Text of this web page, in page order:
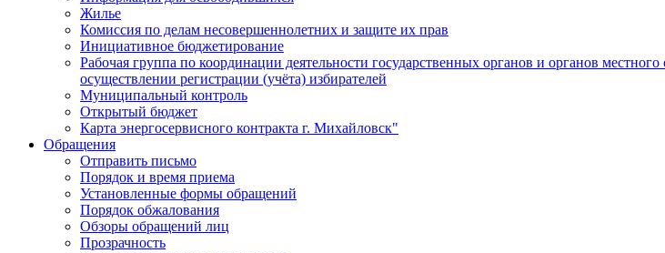
Жилье
Комиссия по делам несовершеннолетних и защите их прав
Инициативное бюджетирование
Рабочая группа по координации деятельности государственных органов и органов
осуществлении регистрации (учёта) избирателей
Муниципальный контроль
Открытый бюджет
Карта энергосервисного контракта г. Михайловск"
Обращения
Отправить письмо
Порядок и время приема
Установленные формы обращений
Порядок обжалования
Обзоры обращений лиц
Прозрачность